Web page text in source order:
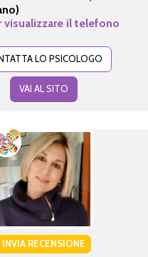
visualizzare il telefono
LO PSICOLOGO
VAI AL SITO
INVIA RECENSIONE